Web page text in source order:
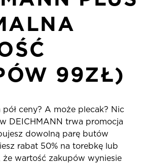
99ZŁ)
ceny? A może plecak? Nic
DEICHMANN trwa promocja
dowolną parę butów
rabat 50% na torebkę lub
że wartość zakupów wyniesie